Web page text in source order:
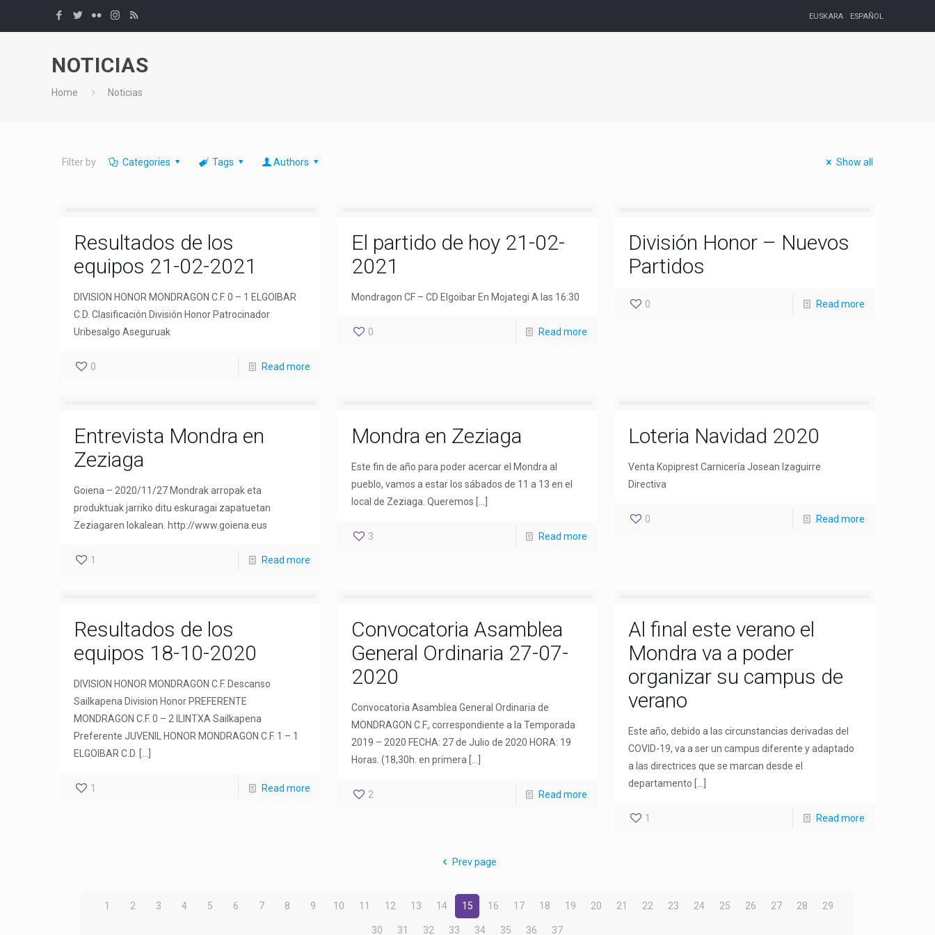
EUSKARA ESPAÑOL
NOTICIAS
Home Noticias
Filter by Categories Tags Authors Show all
Resultados de los
equipos 21-02-2021
DIVISION HONOR MONDRAGON C.F. 0 – 1 ELGOIBAR
C.D. Clasificación División Honor Patrocinador
Uribesalgo Aseguruak
0 Read more
El partido de hoy 21-02-
2021
Mondragon CF – CD Elgoibar En Mojategi A las 16:30
0 Read more
División Honor – Nuevos
Partidos
0 Read more
Entrevista Mondra en
Zeziaga
Goiena – 2020/11/27 Mondrak arropak eta
produktuak jarriko ditu eskuragai zapatuetan
Zeziagaren lokalean. http://www.goiena.eus
1 Read more
Mondra en Zeziaga
Este fin de año para poder acercar el Mondra al
pueblo, vamos a estar los sábados de 11 a 13 en el
local de Zeziaga. Queremos
3 Read more
Loteria Navidad 2020
Venta Kopiprest Carnicería Josean Izaguirre
Directiva
0 Read more
Resultados de los
equipos 18-10-2020
DIVISION HONOR MONDRAGON C.F. Descanso
Sailkapena Division Honor PREFERENTE
MONDRAGON C.F. 0 – 2 ILINTXA Sailkapena
Preferente JUVENIL HONOR MONDRAGON C.F. 1 – 1
ELGOIBAR C.D.
1 Read more
Convocatoria Asamblea
General Ordinaria 27-07-
2020
Convocatoria Asamblea General Ordinaria de
MONDRAGON C.F., correspondiente a la Temporada
2019 – 2020 FECHA: 27 de Julio de 2020 HORA: 19
Horas. (18,30h. en primera
2 Read more
Al final este verano el
Mondra va a poder
organizar su campus de
verano
Este año, debido a las circunstancias derivadas del
COVID-19, va a ser un campus diferente y adaptado
a las directrices que se marcan desde el
departamento
1 Read more
Prev page
1 2 3 4 5 6 7 8 9 10 11 12 13 14 15 16 17 18 19 20 21 22 23 24 25 26 27 28 29
30 31 32 33 34 35 36 37